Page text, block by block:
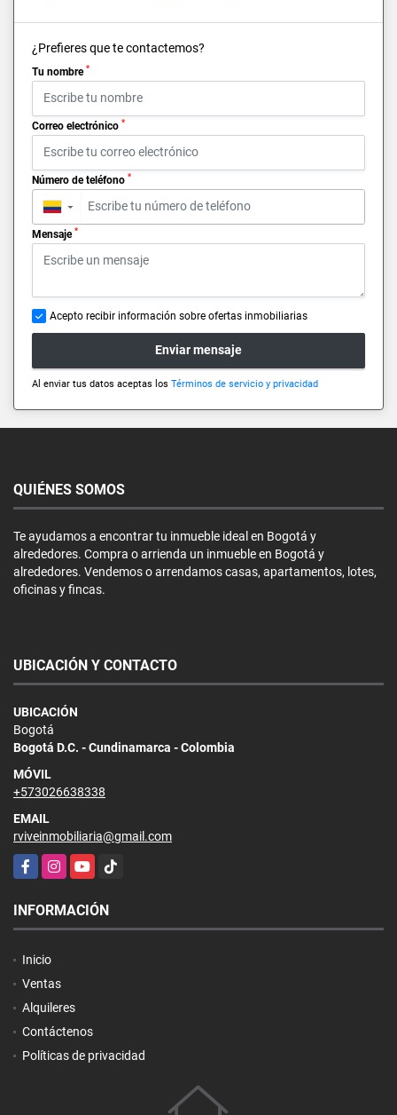
¿Prefieres que te contactemos?
Tu nombre *
Correo electrónico *
Número de teléfono *
▼
Mensaje *
Acepto recibir información sobre ofertas inmobiliarias
Enviar mensaje
Al enviar tus datos aceptas los Términos de servicio y privacidad
QUIÉNES SOMOS
Te ayudamos a encontrar tu inmueble ideal en Bogotá y
alrededores. Compra o arrienda un inmueble en Bogotá y
alrededores. Vendemos o arrendamos casas, apartamentos, lotes,
oficinas y fincas.
UBICACIÓN Y CONTACTO
UBICACIÓN
Bogotá
Bogotá D.C. - Cundinamarca - Colombia
MÓVIL
+573026638338
EMAIL
rviveinmobiliaria@gmail.com
FacebookInstagramYouTubeTikTok
INFORMACIÓN
Inicio
Ventas
Alquileres
Contáctenos
Políticas de privacidad